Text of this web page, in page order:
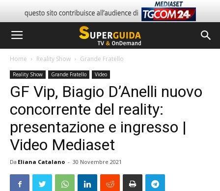
Home Reality Show Grande Fratello
Reality Show Grande Fratello Video
GF Vip, Biagio D’Anelli nuovo
concorrente del reality:
presentazione e ingresso |
Video Mediaset
Da Eliana Catalano - 30 Novembre 2021